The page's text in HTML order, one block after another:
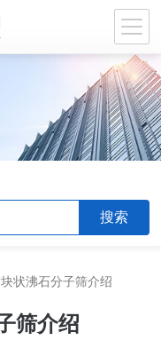
状沸石分子筛介绍
筛介绍